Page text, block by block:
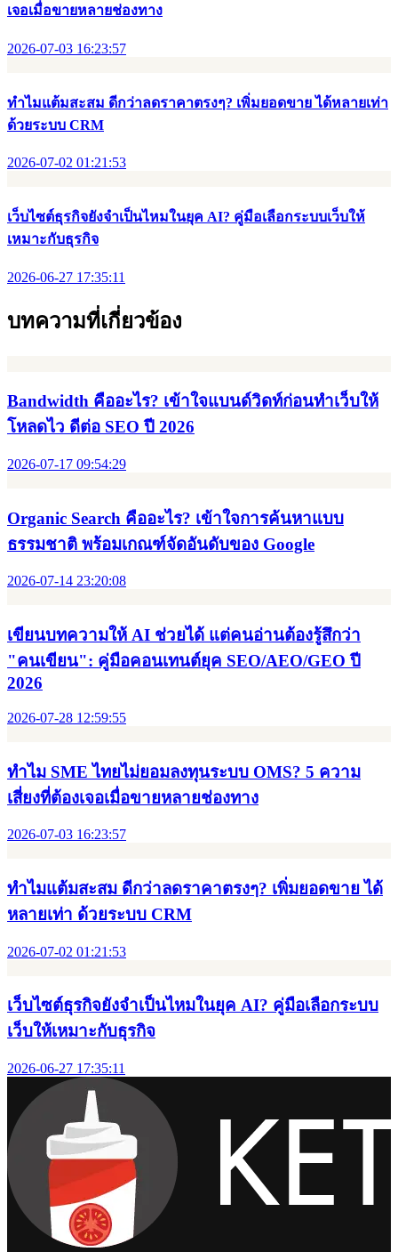
Bandwidth คืออะไร? เข้าใจแบนด์วิดท์ก่อนทำเว็บให้โหลดไว ดี